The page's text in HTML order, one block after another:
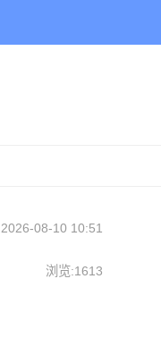
2026-08-10 10:51
浏览:1613